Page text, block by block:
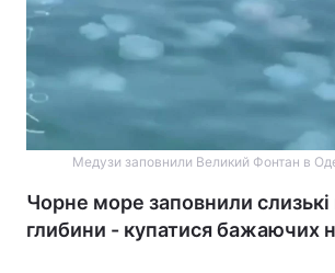
Медузи заповнили Великий Фонтан в
Чорне море заповнили
глибини - купатися бажаючих